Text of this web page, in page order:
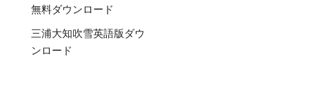
無料ダウンロード
三浦大知吹雪英語版ダウ
ンロード